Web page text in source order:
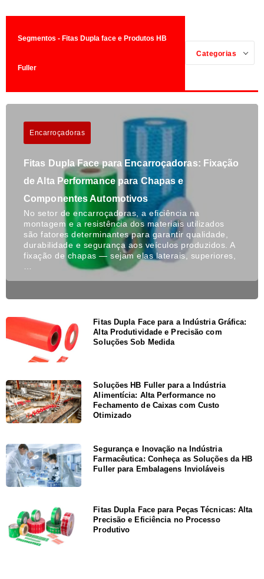
Segmentos - Fitas Dupla face e Produtos HB
Fuller
Categorias
Encarroçadoras
Fitas Dupla Face para Encarroçadoras: Fixação
de Alta Performance para Chapas e
Componentes Automotivos
No setor de encarroçadoras, a eficiência na
montagem e a resistência dos materiais utilizados
são fatores determinantes para garantir qualidade,
durabilidade e segurança aos veículos produzidos. A
fixação de chapas — sejam elas laterais, superiores,
Fitas Dupla Face para a Indústria Gráfica:
Alta Produtividade e Precisão com
Soluções Sob Medida
Soluções HB Fuller para a Indústria
Alimentícia: Alta Performance no
Fechamento de Caixas com Custo
Otimizado
Segurança e Inovação na Indústria
Farmacêutica: Conheça as Soluções da HB
Fuller para Embalagens Invioláveis
Fitas Dupla Face para Peças Técnicas: Alta
Precisão e Eficiência no Processo
Produtivo